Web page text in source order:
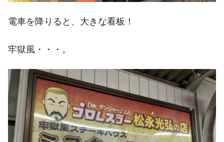
電車を降りると、大きな看板！
牢獄風・・・。